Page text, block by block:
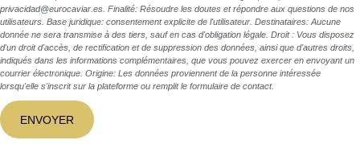
privacidad@eurocaviar.es. Finalité: Résoudre les doutes et répondre aux questions de nos
utilisateurs. Base juridique: consentement explicite de l'utilisateur. Destinataires: Aucune
donnée ne sera transmise à des tiers, sauf en cas d'obligation légale. Droit : Vous disposez
d'un droit d'accès, de rectification et de suppression des données, ainsi que d'autres droits,
indiqués dans les informations complémentaires, que vous pouvez exercer en envoyant un
courrier électronique. Origine: Les données proviennent de la personne intéressée
lorsqu'elle s'inscrit sur la plateforme ou remplit le formulaire de contact.
ENVOYER